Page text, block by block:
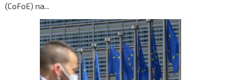
(CoFoE) na...